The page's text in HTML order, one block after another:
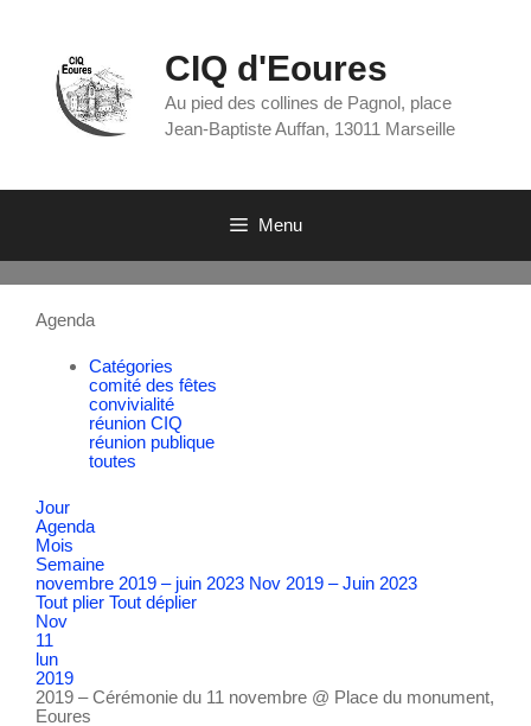
CIQ d'Eoures
Au pied des collines de Pagnol, place
Jean-Baptiste Auffan, 13011 Marseille
Menu
Agenda
Catégories
comité des fêtes
convivialité
réunion CIQ
réunion publique
toutes
Jour
Agenda
Mois
Semaine
novembre 2019 – juin 2023 Nov 2019 – Juin 2023
Tout plier Tout déplier
Nov
11
lun
2019
2019 – Cérémonie du 11 novembre @ Place du monument,
Eoures